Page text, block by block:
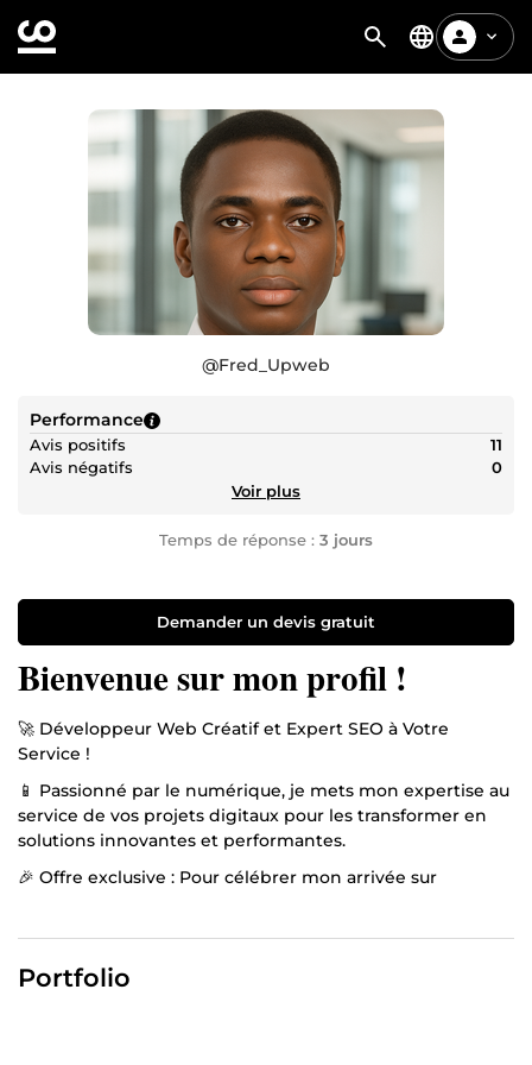
@Fred_Upweb
Performance
Avis positifs
11
Avis négatifs
0
Voir plus
Temps de réponse : 3 jours
Demander un devis gratuit
Bienvenue sur mon profil !
🚀 Développeur Web Créatif et Expert SEO à Votre
Service !
📱 Passionné par le numérique, je mets mon expertise au
service de vos projets digitaux pour les transformer en
solutions innovantes et performantes.
🎉 Offre exclusive : Pour célébrer mon arrivée sur
Pourquoi choisir mes services ?
Portfolio